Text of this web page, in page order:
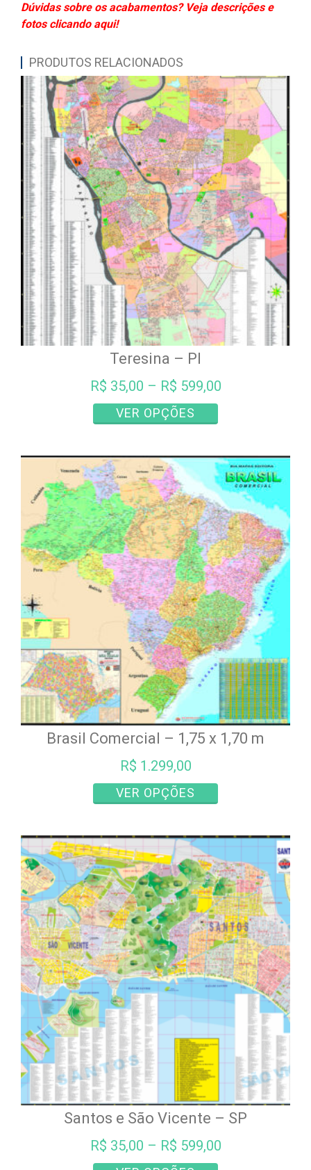
Dúvidas sobre os acabamentos? Veja descrições e
fotos clicando aqui!
PRODUTOS RELACIONADOS
Teresina – PI
R$ 35,00 – R$ 599,00
VER OPÇÕES
produto
várias
variantes.
As
opções
podem
ser
escolhidas
na
página
do
produto
Brasil Comercial – 1,75 x 1,70 m
R$ 1.299,00
VER OPÇÕES
produto
várias
variantes.
As
opções
podem
ser
escolhidas
na
página
do
produto
Santos e São Vicente – SP
R$ 35,00 – R$ 599,00